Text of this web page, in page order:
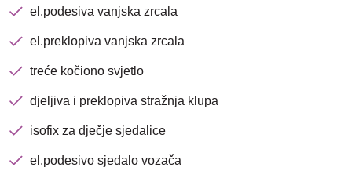
el.podesiva vanjska zrcala
el.preklopiva vanjska zrcala
treće kočiono svjetlo
djeljiva i preklopiva stražnja klupa
isofix za dječje sjedalice
el.podesivo sjedalo vozača
Nova lokacija - Slavonska